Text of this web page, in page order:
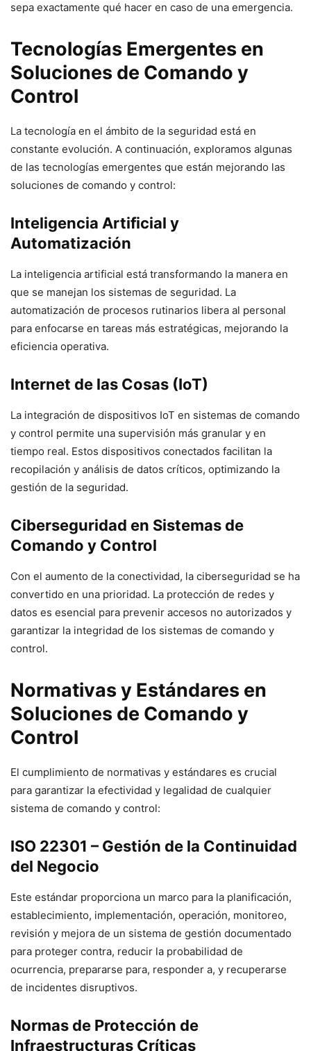
sepa exactamente qué hacer en caso de una emergencia.
Tecnologías Emergentes en
Soluciones de Comando y
Control
La tecnología en el ámbito de la seguridad está en
constante evolución. A continuación, exploramos algunas
de las tecnologías emergentes que están mejorando las
soluciones de comando y control:
Inteligencia Artificial y
Automatización
La inteligencia artificial está transformando la manera en
que se manejan los sistemas de seguridad. La
automatización de procesos rutinarios libera al personal
para enfocarse en tareas más estratégicas, mejorando la
eficiencia operativa.
Internet de las Cosas (IoT)
La integración de dispositivos IoT en sistemas de comando
y control permite una supervisión más granular y en
tiempo real. Estos dispositivos conectados facilitan la
recopilación y análisis de datos críticos, optimizando la
gestión de la seguridad.
Ciberseguridad en Sistemas de
Comando y Control
Con el aumento de la conectividad, la ciberseguridad se ha
convertido en una prioridad. La protección de redes y
datos es esencial para prevenir accesos no autorizados y
garantizar la integridad de los sistemas de comando y
control.
Normativas y Estándares en
Soluciones de Comando y
Control
El cumplimiento de normativas y estándares es crucial
para garantizar la efectividad y legalidad de cualquier
sistema de comando y control:
ISO 22301 – Gestión de la Continuidad
del Negocio
Este estándar proporciona un marco para la planificación,
establecimiento, implementación, operación, monitoreo,
revisión y mejora de un sistema de gestión documentado
para proteger contra, reducir la probabilidad de
ocurrencia, prepararse para, responder a, y recuperarse
de incidentes disruptivos.
Normas de Protección de
Infraestructuras Críticas